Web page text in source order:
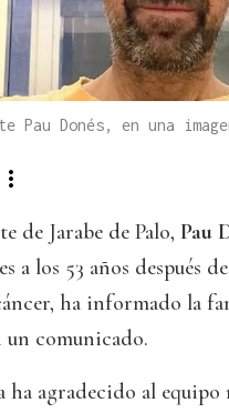
Pau Donés, en una
de Jarabe de Palo, Pau
a los 53 años después
ha informado la
un comunicado.
ha agradecido al equipo